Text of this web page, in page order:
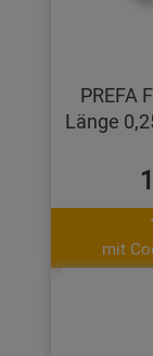
PREFA
Länge
mit